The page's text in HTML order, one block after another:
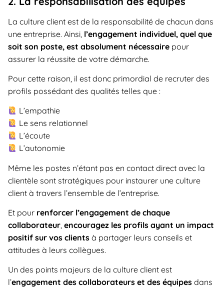
La culture client est de la responsabilité de chacun dans
une entreprise. Ainsi, l’engagement individuel, quel que
soit son poste, est absolument nécessaire pour
assurer la réussite de votre démarche.
Pour cette raison, il est donc primordial de recruter des
profils possédant des qualités telles que :
L’empathie
Le sens relationnel
L’écoute
L’autonomie
Même les postes n’étant pas en contact direct avec la
clientèle sont stratégiques pour instaurer une culture
client à travers l’ensemble de l’entreprise.
Et pour renforcer l’engagement de chaque
collaborateur, encouragez les profils ayant un impact
positif sur vos clients à partager leurs conseils et
attitudes à leurs collègues.
Un des points majeurs de la culture client est
l’engagement des collaborateurs et des équipes dans